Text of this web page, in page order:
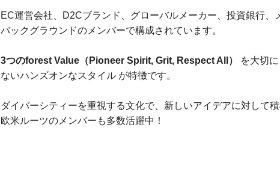
EC運営会社、D2Cブランド、グローバルメーカー、投資銀行
バックグラウンドのメンバーで構成されています。
3つのforest Value（Pioneer Spirit, Grit, Respect All）
を大切
ないハンズオンなスタイル が特徴です。
ダイバーシティーを重視する文化で、新しいアイデアに対して
欧米ルーツのメンバーも多数活躍中！